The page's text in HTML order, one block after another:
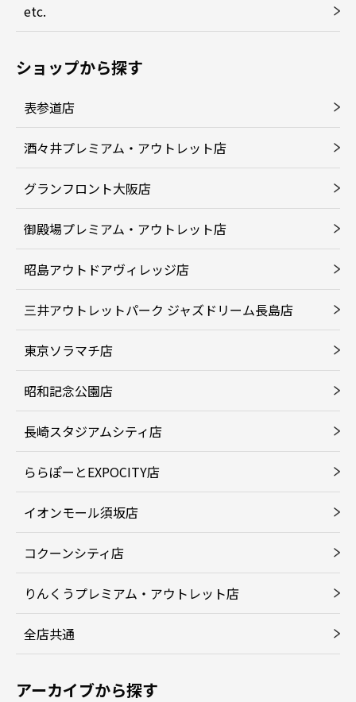
etc.
ショップから探す
表参道店
酒々井プレミアム・アウトレット店
グランフロント大阪店
御殿場プレミアム・アウトレット店
昭島アウトドアヴィレッジ店
三井アウトレットパーク ジャズドリーム長島店
東京ソラマチ店
昭和記念公園店
長崎スタジアムシティ店
ららぽーとEXPOCITY店
イオンモール須坂店
コクーンシティ店
りんくうプレミアム・アウトレット店
全店共通
アーカイブから探す